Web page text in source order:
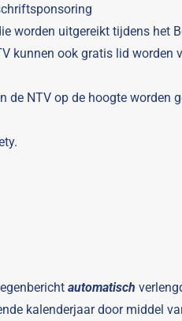
worden uitgereikt tijdens het
kunnen ook gratis lid worden
de NTV op de hoogte
automatisch
kalenderjaar door middel